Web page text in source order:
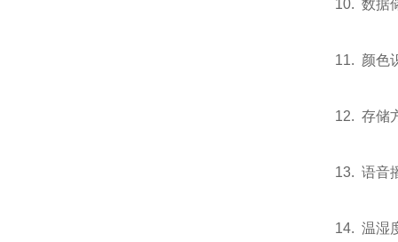
10. 数据
11. 颜色
12. 存储
13. 语音
14. 温湿